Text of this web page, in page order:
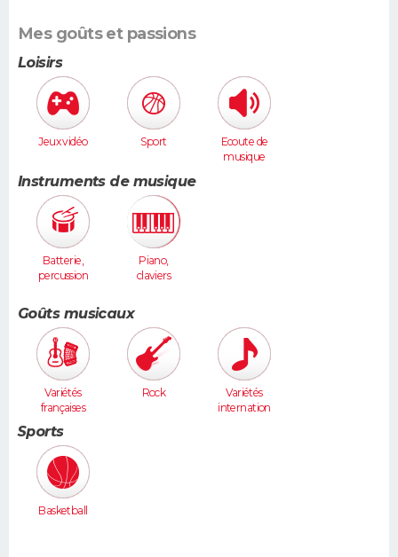
Mes goûts et passions
Loisirs
Jeux vidéo Sport
Ecoute de
musique
Instruments de musique
Batterie,
percussion
Piano,
claviers
Goûts musicaux
Variétés
françaises
Rock
Variétés
internation
Sports
Basketball